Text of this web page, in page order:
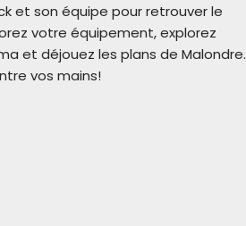
et son équipe pour retrouver le
votre équipement, explorez
et déjouez les plans de Malondre.
vos mains!